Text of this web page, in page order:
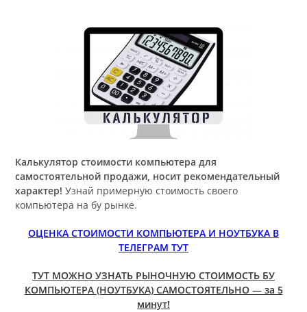
Калькулятор стоимости компьютера для
самостоятельной продажи, носит рекомендательный
характер! Узнай примерную стоимость своего
компьютера на бу рынке.
ОЦЕНКА СТОИМОСТИ КОМПЬЮТЕРА И НОУТБУКА В
ТЕЛЕГРАМ ТУТ
ТУТ МОЖНО УЗНАТЬ РЫНОЧНУЮ СТОИМОСТЬ БУ
КОМПЬЮТЕРА (НОУТБУКА) САМОСТОЯТЕЛЬНО — за 5
минут!